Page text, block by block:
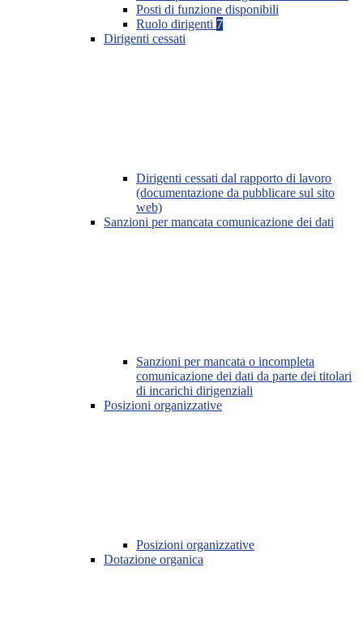
Posti di funzione disponibili
Ruolo dirigenti 7
Dirigenti cessati
Dirigenti cessati dal rapporto di lavoro
(documentazione da pubblicare sul sito
web)
Sanzioni per mancata comunicazione dei dati
Sanzioni per mancata o incompleta
comunicazione dei dati da parte dei titolari
di incarichi dirigenziali
Posizioni organizzative
Posizioni organizzative
Dotazione organica